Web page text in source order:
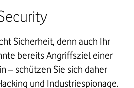
Sicherheit, denn auch Ihr
bereits Angriffsziel einer
– schützen Sie sich daher
und Industriespionage.